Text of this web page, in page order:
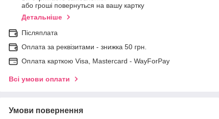
або гроші повернуться на вашу картку
Детальніше
Післяплата
Оплата за реквізитами - знижка 50 грн.
Оплата карткою Visa, Mastercard - WayForPay
Всі умови оплати
Умови повернення